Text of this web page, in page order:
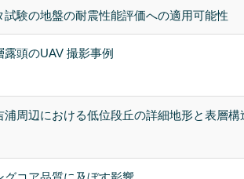
試験の地盤の耐震性能評価への適用可能性
頭のUAV 撮影事例
浦周辺における低位段丘の詳細地形と表層構